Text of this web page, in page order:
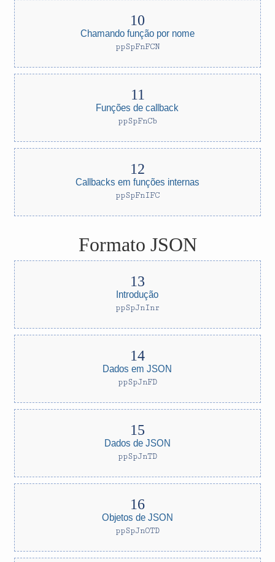
Chamando função por nome
ppSpFnFCN
Funções de callback
ppSpFnCb
Callbacks em funções internas
ppSpFnIFC
Formato JSON
Introdução
ppSpJnInr
Dados em JSON
ppSpJnFD
Dados de JSON
ppSpJnTD
Objetos de JSON
ppSpJnOTD